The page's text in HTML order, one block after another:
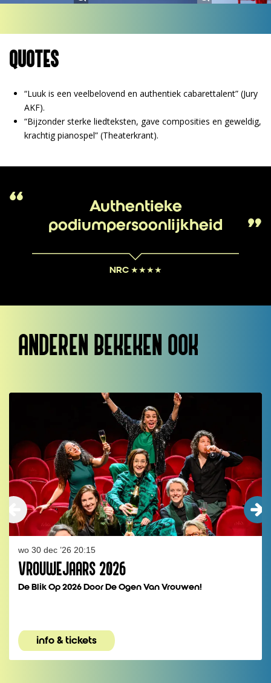
QUOTES
“Luuk is een veelbelovend en authentiek cabarettalent” (Jury
AKF).
“Bijzonder sterke liedteksten, gave composities en geweldig,
krachtig pianospel” (Theaterkrant).
Authentieke
podiumpersoonlijkheid
NRC ★★★★
ANDEREN BEKEKEN OOK
VROUWEJAARS 2026
De Blik Op 2026 Door De Ogen Van Vrouwen!
wo 30 dec ’26 20:15
info & tickets